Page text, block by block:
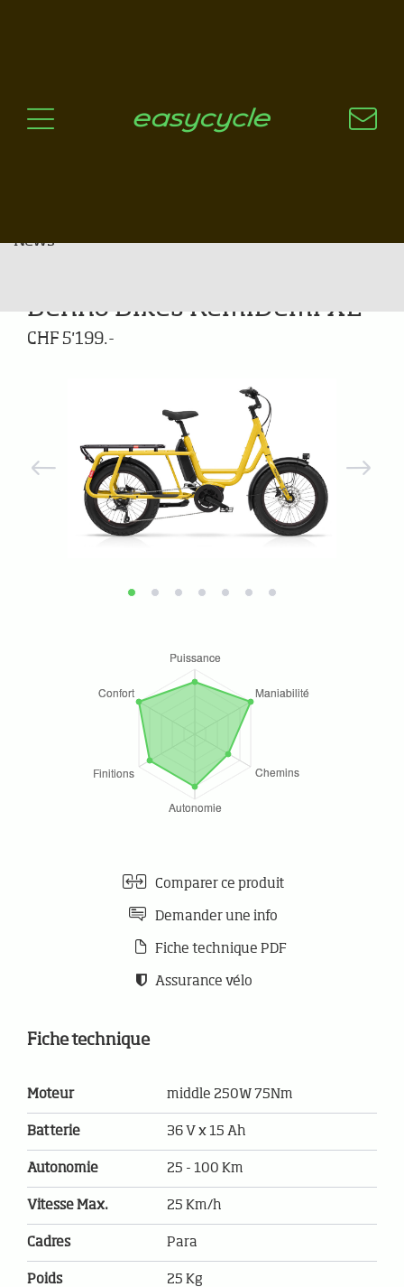
Nos critères de sélection
News
Benno Bikes RemiDemi XL
CHF 5'199.-
Comparer ce produit
Demander une info
Fiche technique PDF
Assurance vélo
Fiche technique
Moteur middle 250W 75Nm
Batterie 36 V x 15 Ah
Autonomie 25 - 100 Km
Vitesse Max. 25 Km/h
Cadres Para
Poids 25 Kg